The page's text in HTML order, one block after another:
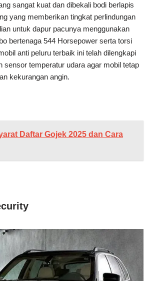
sangat kuat dan dibekali bodi berlapis
yang memberikan tingkat perlindungan
untuk dapur pacunya menggunakan
bertenaga 544 Horsepower serta torsi
anti peluru terbaik ini telah dilengkapi
sensor temperatur udara agar mobil tetap
kekurangan angin.
Daftar Gojek 2025 dan Cara